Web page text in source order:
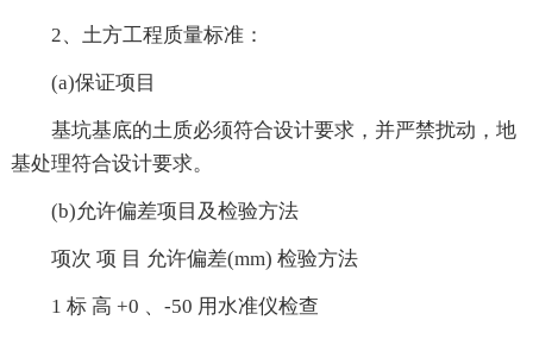
2、土方工程质量标准：
(a)保证项目
基坑基底的土质必须符合设计要求，并严禁扰动，地
基处理符合设计要求。
(b)允许偏差项目及检验方法
项次 项 目 允许偏差(mm) 检验方法
1 标 高 +0 、-50 用水准仪检查